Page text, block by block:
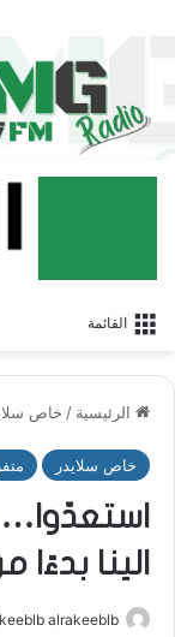
القائمة
الرئيسية / خاص
خاص سلايدر
الينا بدءًا
alrakeeblb